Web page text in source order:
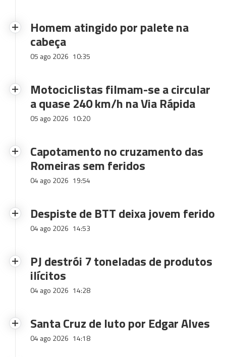
Homem atingido por palete na
cabeça
05 ago 2026 10:35
Motociclistas filmam-se a circular
a quase 240 km/h na Via Rápida
05 ago 2026 10:20
Capotamento no cruzamento das
Romeiras sem feridos
04 ago 2026 19:54
Despiste de BTT deixa jovem ferido
04 ago 2026 14:53
PJ destrói 7 toneladas de produtos
ilícitos
04 ago 2026 14:28
Santa Cruz de luto por Edgar Alves
04 ago 2026 14:18